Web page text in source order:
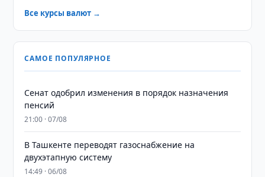
Все курсы валют →
САМОЕ ПОПУЛЯРНОЕ
Сенат одобрил изменения в порядок назначения
пенсий
21:00 · 07/08
В Ташкенте переводят газоснабжение на
двухэтапную систему
14:49 · 06/08